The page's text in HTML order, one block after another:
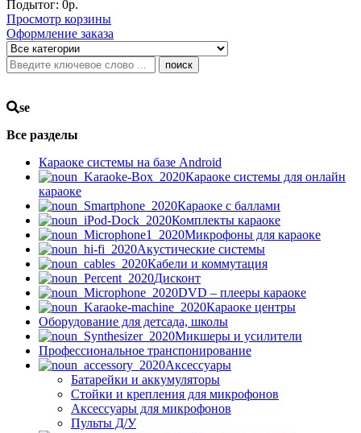
Подытог: 0р.
Просмотр корзины
Оформление заказа
поиск
se
Все разделы
Караоке системы на базе Android
Караоке системы для онлайн
караоке
Караоке с баллами
Комплекты караоке
Микрофоны для караоке
Акустические системы
Кабели и коммутация
Дисконт
DVD – плееры караоке
Караоке центры
Оборудование для детсада, школы
Микшеры и усилители
Профессиональное транспонирование
Аксессуары
Батарейки и аккумуляторы
Стойки и крепления для микрофонов
Аксессуары для микрофонов
Пульты Д/У